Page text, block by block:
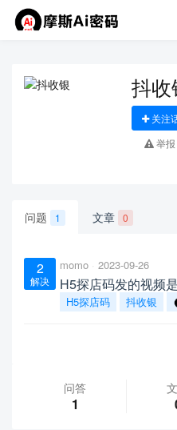
抖收
关注
举报
问题 1 文章 0
2
解决
momo 2023-09-26
H5探店码发的视频
H5探店码 抖收银
问答
1